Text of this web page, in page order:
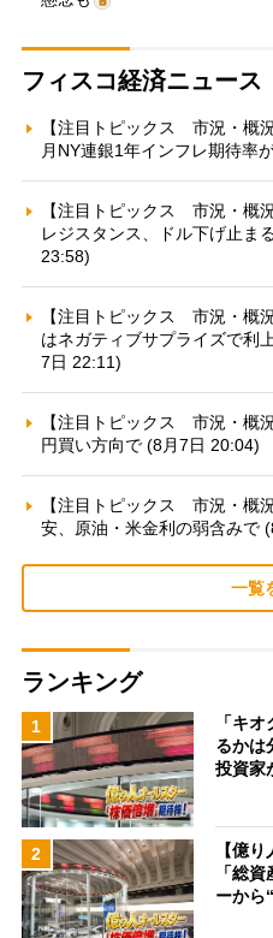
フィスコ経済ニュース
【注目トピックス 市況・概
月NY連銀1年インフレ期待率
【注目トピックス 市況・概
レジスタンス、ドル下げ止ま
23:58)
【注目トピックス 市況・概
はネガティブサプライズで利
7日 22:11)
【注目トピックス 市況・概
円買い方向で (8月7日 20:04)
【注目トピックス 市況・概
安、原油・米金利の弱含みで
一覧
ランキング
1
「キ
るかは
投資
2
【億
「総
ーか